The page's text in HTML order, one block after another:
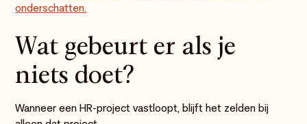
onderschatten.
Wat gebeurt er als je
niets doet?
Wanneer een HR-project vastloopt, blijft het zelden bij